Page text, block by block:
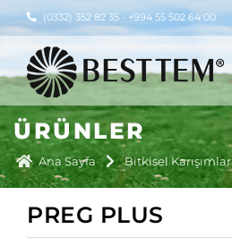
(0332) 352 82 35 - +994 55 502 64 00
ÜRÜNLER
Ana Sayfa Bitkisel Karışımlar
PREG PLUS